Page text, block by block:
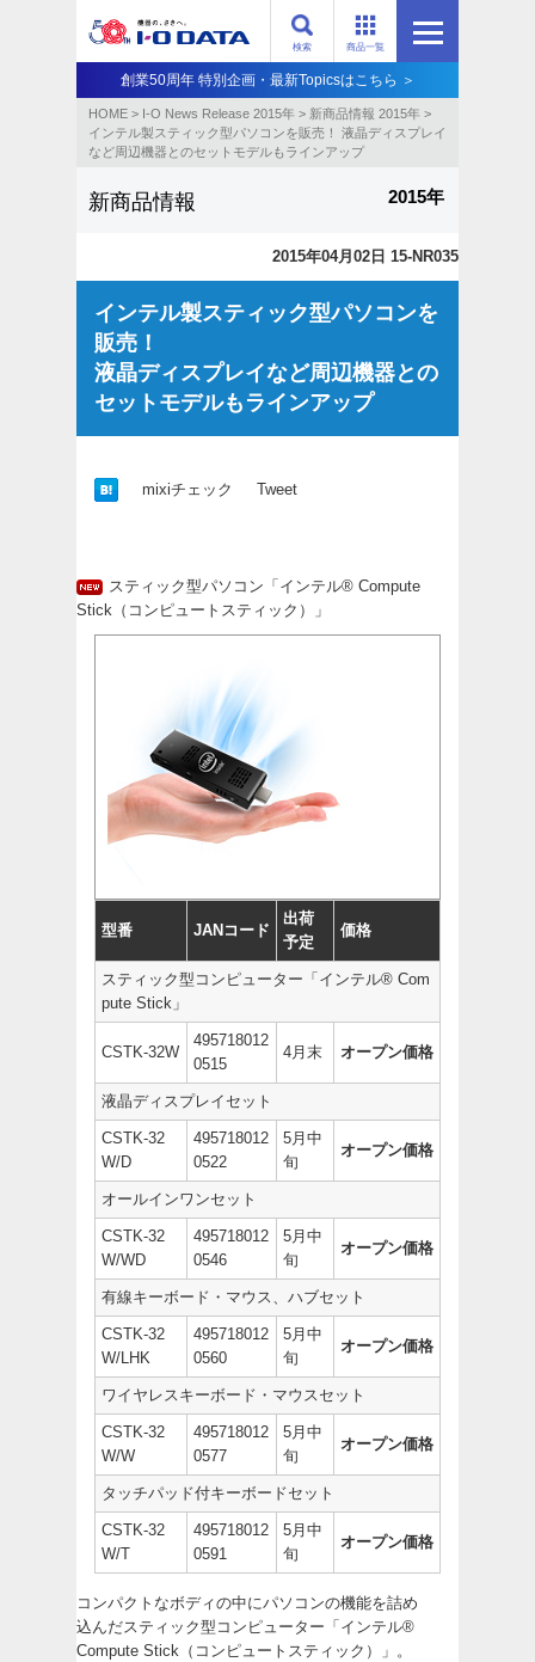
商品一覧
検索
創業50周年 特別企画・最新Topicsはこちら ＞
HOME > I-O News Release 2015年 > 新商品情報 2015年 >
インテル製スティック型パソコンを販売！ 液晶ディスプレイ
など周辺機器とのセットモデルもラインアップ
新商品情報 2015年
2015年04月02日 15-NR035
インテル製スティック型パソコンを
販売！
液晶ディスプレイなど周辺機器との
セットモデルもラインアップ
mixiチェック Tweet
スティック型パソコン「インテル® Compute
Stick（コンピュートスティック）」
型番 JANコード
出荷
予定
価格
スティック型コンピューター「インテル® Com
pute Stick」
CSTK-32W
495718012
0515
4月末 オープン価格
液晶ディスプレイセット
CSTK-32
W/D
495718012
0522
5月中
旬
オープン価格
オールインワンセット
CSTK-32
W/WD
495718012
0546
5月中
旬
オープン価格
有線キーボード・マウス、ハブセット
CSTK-32
W/LHK
495718012
0560
5月中
旬
オープン価格
ワイヤレスキーボード・マウスセット
CSTK-32
W/W
495718012
0577
5月中
旬
オープン価格
タッチパッド付キーボードセット
CSTK-32
W/T
495718012
0591
5月中
旬
オープン価格
コンパクトなボディの中にパソコンの機能を詰め
込んだスティック型コンピューター「インテル®
Compute Stick（コンピュートスティック）」。